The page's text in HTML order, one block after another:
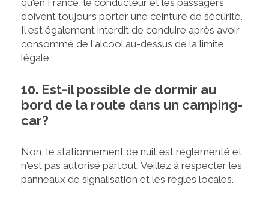
qu'en France, le conducteur et les passagers
doivent toujours porter une ceinture de sécurité.
Il est également interdit de conduire après avoir
consommé de l'alcool au-dessus de la limite
légale.
10. Est-il possible de dormir au
bord de la route dans un camping-
car?
Non, le stationnement de nuit est réglementé et
n'est pas autorisé partout. Veillez à respecter les
panneaux de signalisation et les règles locales.